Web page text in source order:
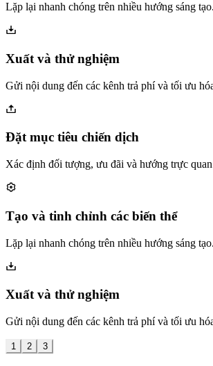
Lặp lại nhanh chóng trên nhiều hướng sáng tạo.
Xuất và thử nghiệm
Gửi nội dung đến các kênh trả phí và tối ưu
Đặt mục tiêu chiến dịch
Xác định đối tượng, ưu đãi và hướng trực
Tạo và tinh chỉnh các biến thể
Lặp lại nhanh chóng trên nhiều hướng sáng tạo.
Xuất và thử nghiệm
Gửi nội dung đến các kênh trả phí và tối ưu
1 2 3